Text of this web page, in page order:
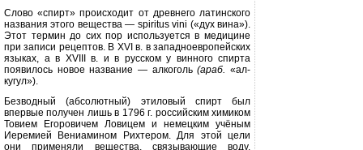
Слово «спирт» происходит от древ­него латинского
названия этого веще­ства — spiritus vini («дух вина»).
Этот термин до сих пор используется в ме­дицине
при записи рецептов. В XVIв. в западноевропейских
языках, а в XVIII в. и в русском у винного спирта
появилось новое название — алкоголь(араб.«ал-
кугул»).
Безводный (абсолютный) этило­вый спирт был
впервые получен лишь в 1796 г. российским химиком
Товием Егоровичем Ловицем и немец­ким учёным
Иеремией Вениамином Рихтером. Для этой цели
они приме­няли вещества, связывающие воду,